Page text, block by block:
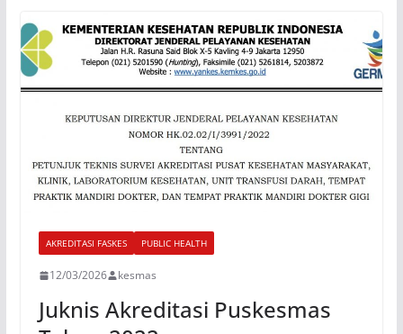
AKREDITASI FASKES PUBLIC HEALTH
12/03/2026 kesmas
Juknis Akreditasi Puskesmas